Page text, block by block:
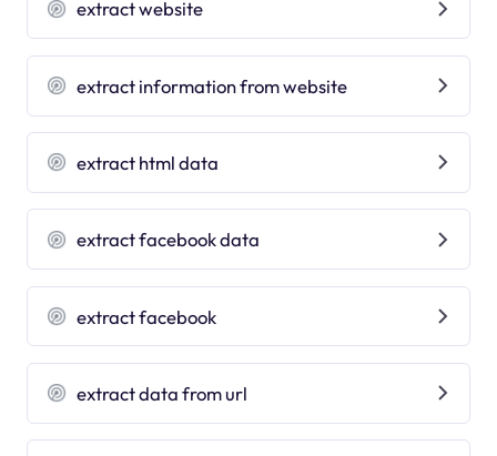
extract website
extract information from website
extract html data
extract facebook data
extract facebook
extract data from url